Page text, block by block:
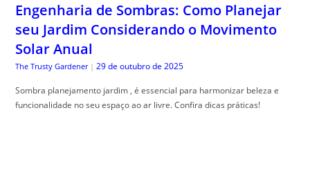
Engenharia de Sombras: Como Planejar
seu Jardim Considerando o Movimento
Solar Anual
The Trusty Gardener | 29 de outubro de 2025
Sombra planejamento jardim , é essencial para harmonizar beleza e
funcionalidade no seu espaço ao ar livre. Confira dicas práticas!